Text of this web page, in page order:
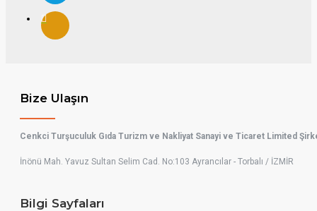
Bize Ulaşın
Cenkci Turşuculuk Gıda Turizm ve Nakliyat Sanayi ve Ticaret Limited
İnönü Mah. Yavuz Sultan Selim Cad. No:103 Ayrancılar - Torbalı / İZMİR
Bilgi Sayfaları